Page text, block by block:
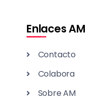
Enlaces AM
Contacto
Colabora
Sobre AM